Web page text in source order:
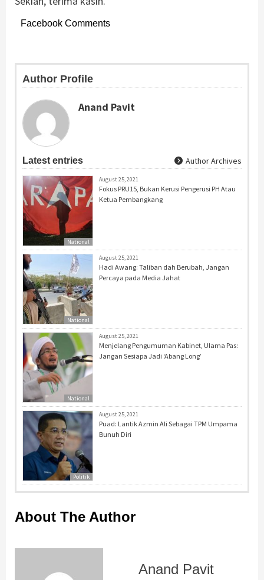
Facebook Comments
Author Profile
Anand Pavit
Latest entries Author Archives
National
August 25, 2021
Fokus PRU15, Bukan Kerusi Pengerusi PH Atau
Ketua Pembangkang
National
August 25, 2021
Hadi Awang: Taliban dah Berubah, Jangan
Percaya pada Media Jahat
National
August 25, 2021
Menjelang Pengumuman Kabinet, Ulama Pas:
Jangan Sesiapa Jadi ‘Abang Long’
Politik
August 25, 2021
Puad: Lantik Azmin Ali Sebagai TPM Umpama
Bunuh Diri
About The Author
Anand Pavit